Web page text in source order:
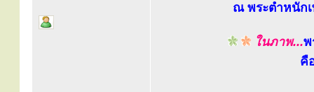
ณ พระตำหนักเ
ในภาพ...พ
คื